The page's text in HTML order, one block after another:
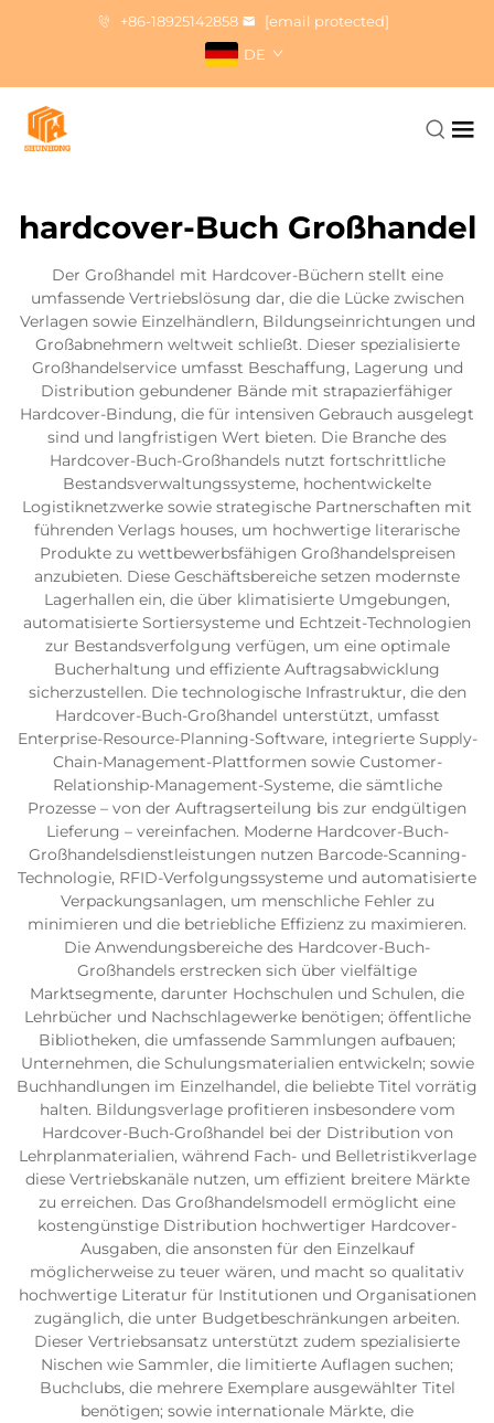
+86-18925142858
[email protected]
DE
hardcover-Buch Großhandel
Der Großhandel mit Hardcover-Büchern stellt eine
umfassende Vertriebslösung dar, die die Lücke zwischen
Verlagen sowie Einzelhändlern, Bildungseinrichtungen und
Großabnehmern weltweit schließt. Dieser spezialisierte
Großhandelservice umfasst Beschaffung, Lagerung und
Distribution gebundener Bände mit strapazierfähiger
Hardcover-Bindung, die für intensiven Gebrauch ausgelegt
sind und langfristigen Wert bieten. Die Branche des
Hardcover-Buch-Großhandels nutzt fortschrittliche
Bestandsverwaltungssysteme, hochentwickelte
Logistiknetzwerke sowie strategische Partnerschaften mit
führenden Verlags houses, um hochwertige literarische
Produkte zu wettbewerbsfähigen Großhandelspreisen
anzubieten. Diese Geschäftsbereiche setzen modernste
Lagerhallen ein, die über klimatisierte Umgebungen,
automatisierte Sortiersysteme und Echtzeit-Technologien
zur Bestandsverfolgung verfügen, um eine optimale
Bucherhaltung und effiziente Auftragsabwicklung
sicherzustellen. Die technologische Infrastruktur, die den
Hardcover-Buch-Großhandel unterstützt, umfasst
Enterprise-Resource-Planning-Software, integrierte Supply-
Chain-Management-Plattformen sowie Customer-
Relationship-Management-Systeme, die sämtliche
Prozesse – von der Auftragserteilung bis zur endgültigen
Lieferung – vereinfachen. Moderne Hardcover-Buch-
Großhandelsdienstleistungen nutzen Barcode-Scanning-
Technologie, RFID-Verfolgungssysteme und automatisierte
Verpackungsanlagen, um menschliche Fehler zu
minimieren und die betriebliche Effizienz zu maximieren.
Die Anwendungsbereiche des Hardcover-Buch-
Großhandels erstrecken sich über vielfältige
Marktsegmente, darunter Hochschulen und Schulen, die
Lehrbücher und Nachschlagewerke benötigen; öffentliche
Bibliotheken, die umfassende Sammlungen aufbauen;
Unternehmen, die Schulungsmaterialien entwickeln; sowie
Buchhandlungen im Einzelhandel, die beliebte Titel vorrätig
halten. Bildungsverlage profitieren insbesondere vom
Hardcover-Buch-Großhandel bei der Distribution von
Lehrplanmaterialien, während Fach- und Belletristikverlage
diese Vertriebskanäle nutzen, um effizient breitere Märkte
zu erreichen. Das Großhandelsmodell ermöglicht eine
kostengünstige Distribution hochwertiger Hardcover-
Ausgaben, die ansonsten für den Einzelkauf
möglicherweise zu teuer wären, und macht so qualitativ
hochwertige Literatur für Institutionen und Organisationen
zugänglich, die unter Budgetbeschränkungen arbeiten.
Dieser Vertriebsansatz unterstützt zudem spezialisierte
Nischen wie Sammler, die limitierte Auflagen suchen;
Buchclubs, die mehrere Exemplare ausgewählter Titel
benötigen; sowie internationale Märkte, die